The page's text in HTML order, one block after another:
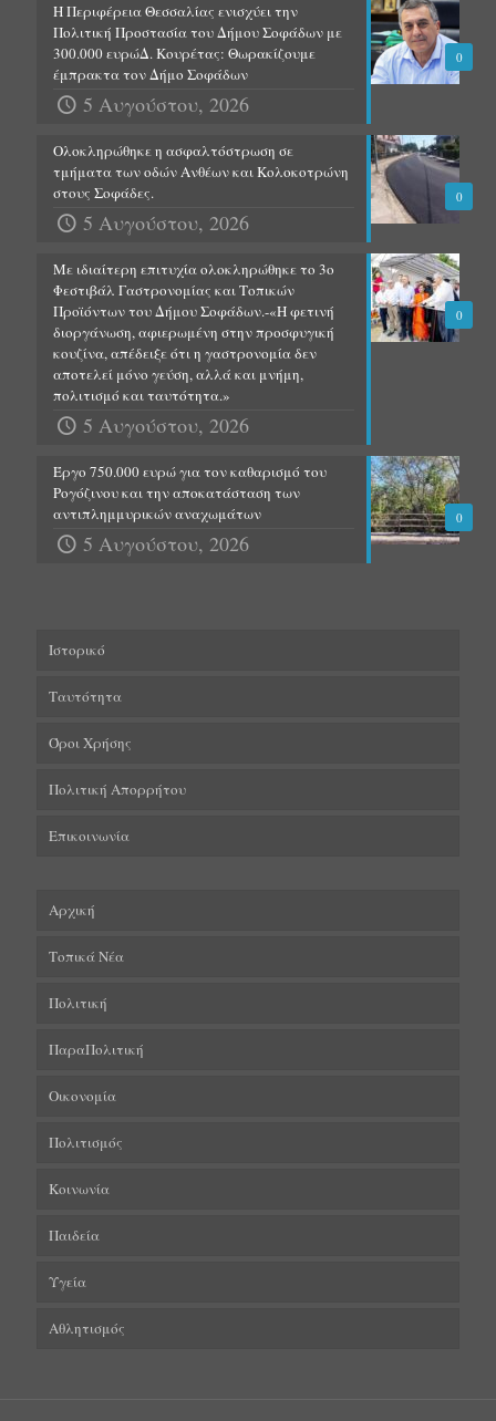
0
Η Περιφέρεια Θεσσαλίας ενισχύει την
Πολιτική Προστασία του Δήμου Σοφάδων με
300.000 ευρώΔ. Κουρέτας: Θωρακίζουμε
έμπρακτα τον Δήμο Σοφάδων
5 Αυγούστου, 2026
0
Ολοκληρώθηκε η ασφαλτόστρωση σε
τμήματα των οδών Ανθέων και Κολοκοτρώνη
στους Σοφάδες.
5 Αυγούστου, 2026
0
Με ιδιαίτερη επιτυχία ολοκληρώθηκε το 3ο
Φεστιβάλ Γαστρονομίας και Τοπικών
Προϊόντων του Δήμου Σοφάδων.-«Η φετινή
διοργάνωση, αφιερωμένη στην προσφυγική
κουζίνα, απέδειξε ότι η γαστρονομία δεν
αποτελεί μόνο γεύση, αλλά και μνήμη,
πολιτισμό και ταυτότητα.»
5 Αυγούστου, 2026
0
Έργο 750.000 ευρώ για τον καθαρισμό του
Ρογόζινου και την αποκατάσταση των
αντιπλημμυρικών αναχωμάτων
5 Αυγούστου, 2026
Ιστορικό
Ταυτότητα
Όροι Χρήσης
Πολιτική Απορρήτου
Επικοινωνία
Αρχική
Τοπικά Νέα
Πολιτική
ΠαραΠολιτική
Οικονομία
Πολιτισμός
Κοινωνία
Παιδεία
Υγεία
Αθλητισμός